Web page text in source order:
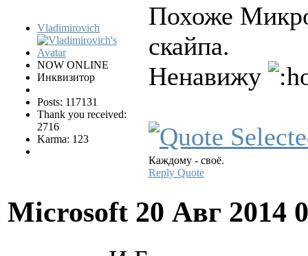
Vladimirovich
NOW ONLINE
Инквизитор
Posts: 117131
Thank you received:
2716
Karma: 123
Похоже
скайпа.
Ненавижу
Каждому - своё.
Reply Quote
Microsoft 20 Авг 2014